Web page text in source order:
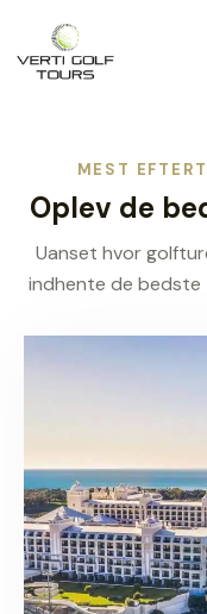
MEST
Oplev de
Uanset hvor
indhente de